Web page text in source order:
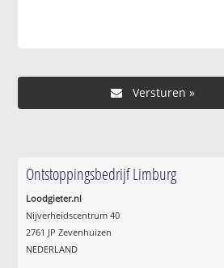
Ontstoppingsbedrijf Limburg
Loodgieter.nl
Nijverheidscentrum 40
2761 JP Zevenhuizen
NEDERLAND